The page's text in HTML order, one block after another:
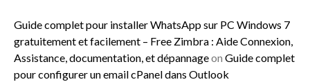
Guide complet pour installer WhatsApp sur PC Windows 7
gratuitement et facilement – Free Zimbra : Aide Connexion,
Assistance, documentation, et dépannageon Guide complet
pour configurer un email cPanel dans Outlook